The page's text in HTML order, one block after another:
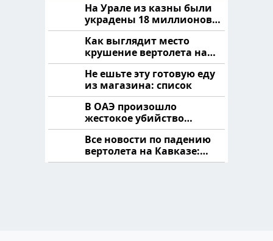
На Урале из казны были
украдены 18 миллионов
рублей
Как выглядит место
крушение вертолета на
Кавказе: смотреть
Не ешьте эту готовую еду
из магазина: список
В ОАЭ произошло
жестокое убийство
криптомиллионера
Все новости по падению
вертолета на Кавказе:
читать здесь